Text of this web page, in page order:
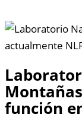
función